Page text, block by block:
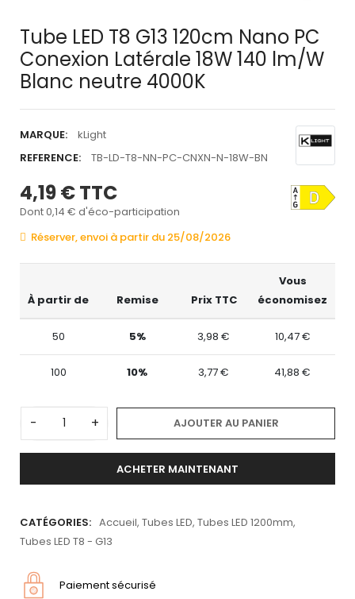
Tube LED T8 G13 120cm Nano PC
Conexion Latérale 18W 140 lm/W
Blanc neutre 4000K
MARQUE:
kLight
REFERENCE:
TB-LD-T8-NN-PC-CNXN-N-18W-BN
4,19 €TTC
Dont 0,14 € d'éco-participation
Réserver, envoi à partir du 25/08/2026
À partir de Remise Prix TTC
Vous
économisez
50 5% 3,98 € 10,47 €
100 10% 3,77 € 41,88 €
- + AJOUTER AU PANIER
ACHETER MAINTENANT
CATÉGORIES: Accueil, Tubes LED, Tubes LED 1200mm,
Tubes LED T8 - G13
Paiement sécurisé